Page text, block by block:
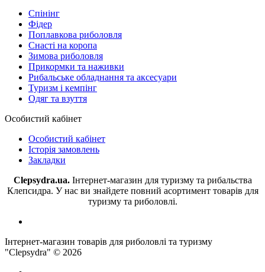
Спінінг
Фідер
Поплавкова риболовля
Снасті на коропа
Зимова риболовля
Прикормки та наживки
Рибальське обладнання та аксесуари
Туризм і кемпінг
Одяг та взуття
Особистий кабінет
Особистий кабінет
Історія замовлень
Закладки
Clepsydra.ua. Інтернет-магазин для туризму та рибальства
Клепсидра. У нас ви знайдете повний асортимент товарів для
туризму та риболовлі.
Інтернет-магазин товарів для риболовлі та туризму
"Clepsydra" © 2026